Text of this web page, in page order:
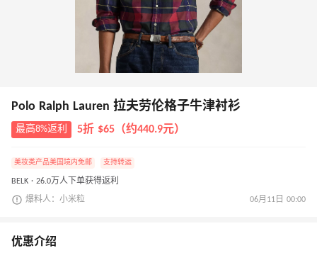
Polo Ralph Lauren 拉夫劳伦格子牛津衬衫
最高8%返利 5折 $65（约440.9元）
美妆类产品美国境内免邮 支持转运
BELK · 26.0万人下单获得返利
爆料人：小米粒 06月11日 00:00
优惠介绍